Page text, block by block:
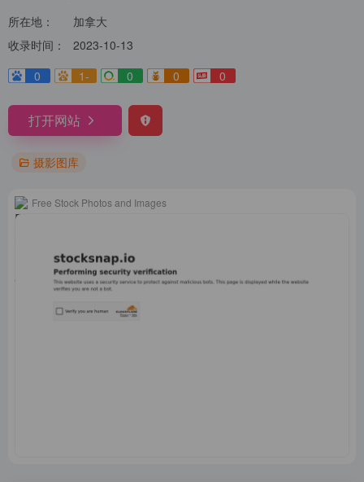
所在地：
加拿大
收录时间：
2023-10-13
0
1- 0 0 0
打开网站
摄影图库
Free Stock Photos and Images